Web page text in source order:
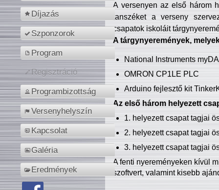
Díjazás
Szponzorok
Program
Regisztráció
Programbizottság
Versenyhelyszín
Kapcsolat
Galéria
Eredmények
A versenyen az első három
tanszéket a verseny
csapatok iskoláit
A tárgynyeremények,
National Instruments
OMRON CP1LE PLC
Arduino fejlesztő kit
Az első három helyezett
1. helyezett csapat tagjai
2. helyezett csapat tagjai
3. helyezett csapat tagjai
A fenti nyereményeken kívül
szoftvert, valamint kisebb